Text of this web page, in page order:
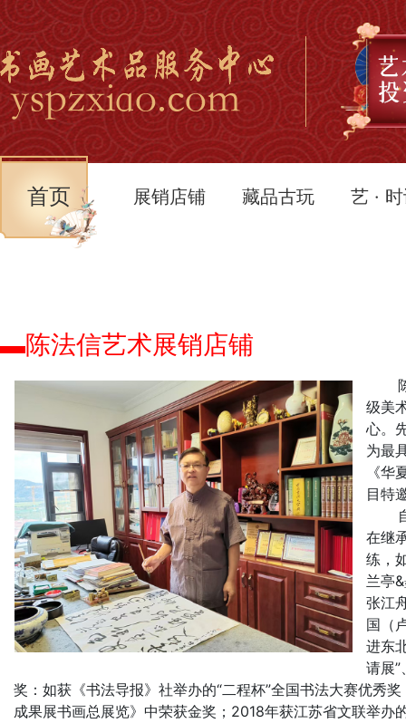
首页 展销店铺 藏品古玩 艺 ·
▬陈法信艺术展销店铺
陈
级美
心。
为最
《
目特
自
在继
练，
兰亭
张江
国（
进东
请展
奖：如获《书法导报》社举办的“二程杯”全国书法大赛优秀
成果展书画总展览》中荣获金奖；2018年获江苏省文联举